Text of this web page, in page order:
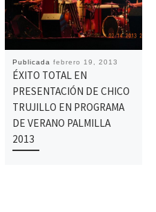
Publicadafebrero 19, 2013
ÉXITO TOTAL EN
PRESENTACIÓN DE CHICO
TRUJILLO EN PROGRAMA
DE VERANO PALMILLA
2013